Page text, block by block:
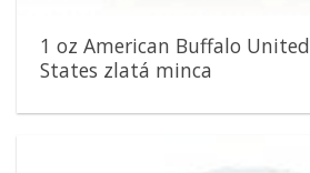
1 oz American Buffalo United
States zlatá minca